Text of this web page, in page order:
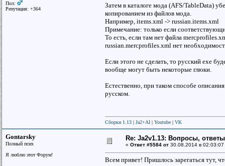
Пол:
Репутация: +364
Затем в каталоге мода (AFS/TableData)
копированием из файлов мода.
Например, items.xml -> russian.items.xml
Примечание: только если
То есть, если там нет файла
russian.mercprofiles.xml нет
Если этого не сделать, то русский exe
вообще могут быть некоторые глюки.
Естественно, при таком способе
русском.
Сборки 1.13 | Ja2+AI | Youtube | VK
Gontarsky
Полный псих
Я люблю этот Форум!
Re: Ja2v1.13: Вопросы,
« Ответ #5584 от 30.08.2014 в 02:03:07
Всем привет! Пришлось зарегаться тут,